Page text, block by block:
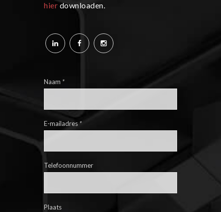
hier downloaden.
Naam *
E-mailadres *
Telefoonnummer
Plaats